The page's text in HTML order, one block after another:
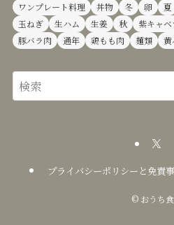
ワンプレート料理
丼物 冬 卵 夏
玉ねぎ
生ハム 生姜 秋 紫キャベ
豚バラ肉
通年 鶏もも肉 麺類 黄
プライバシーポリシーと免責
©おうち